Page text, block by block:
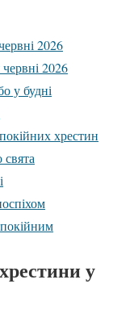
2026
2026
у будні
хрестин
у